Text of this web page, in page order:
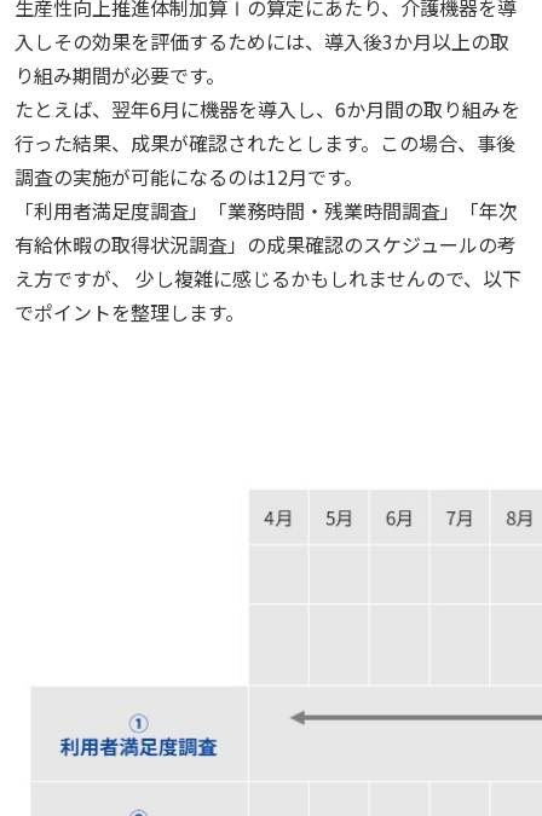
生産性向上推進体制加算Ⅰの算定にあたり、介護機器を導
入しその効果を評価するためには、導入後3か月以上の取
り組み期間が必要です。
たとえば、翌年6月に機器を導入し、6か月間の取り組みを
行った結果、成果が確認されたとします。この場合、事後
調査の実施が可能になるのは12月です。
「利用者満足度調査」「業務時間・残業時間調査」「年次
有給休暇の取得状況調査」の成果確認のスケジュールの考
え方ですが、 少し複雑に感じるかもしれませんので、以下
でポイントを整理します。